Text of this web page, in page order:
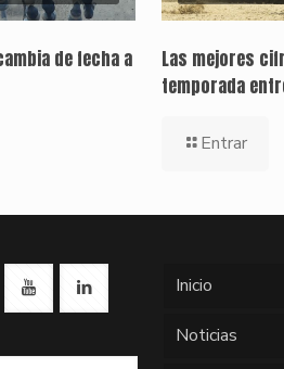
de fecha a
Las mejores
temporada
Entrar
Inicio
Noticias